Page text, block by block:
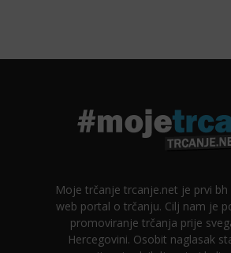
Moje trčanje trcanje.net je prvi bh
web portal o trčanju. Cilj nam je
promoviranje trčanja prije
Hercegovini. Osobit naglasak